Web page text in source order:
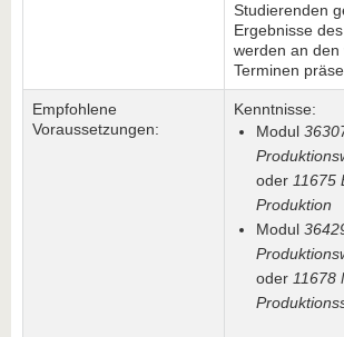
Studierenden
Ergebnisse
werden an den
Terminen
Empfohlene
Voraussetzungen:
Kenntnisse:
Modul
oder 11675
Produktion
Modul
oder 11678